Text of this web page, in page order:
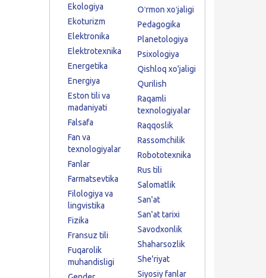
Ekologiya
Ekoturizm
Elektronika
Elektrotexnika
Energetika
Energiya
Eston tili va
madaniyati
Falsafa
Fan va
texnologiyalar
Fanlar
Farmatsevtika
Filologiya va
lingvistika
Fizika
Fransuz tili
Fuqarolik
muhandisligi
Oʻrmon xoʻjaligi
Pedagogika
Planetologiya
Psixologiya
Qishloq xo'jaligi
Qurilish
Raqamli
texnologiyalar
Raqqoslik
Rassomchilik
Robototexnika
Rus tili
Salomatlik
San'at
San'at tarixi
Savodxonlik
Shaharsozlik
She'riyat
Siyosiy fanlar